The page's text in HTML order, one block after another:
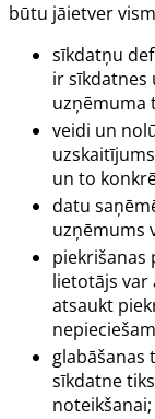
būtu jāietver
sīkdatņu
ir sīkdatnes
uzņēmuma
veidi un
un to
datu
uzņēmums
piekrišanas
lietotājs
atsaukt
glabāšanas
sīkdatne
noteikšanai;